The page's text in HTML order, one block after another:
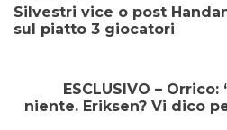
Silvestri vice o post
sul piatto 3 giocatori
ESCLUSIVO –
niente. Eriksen? Vi dico